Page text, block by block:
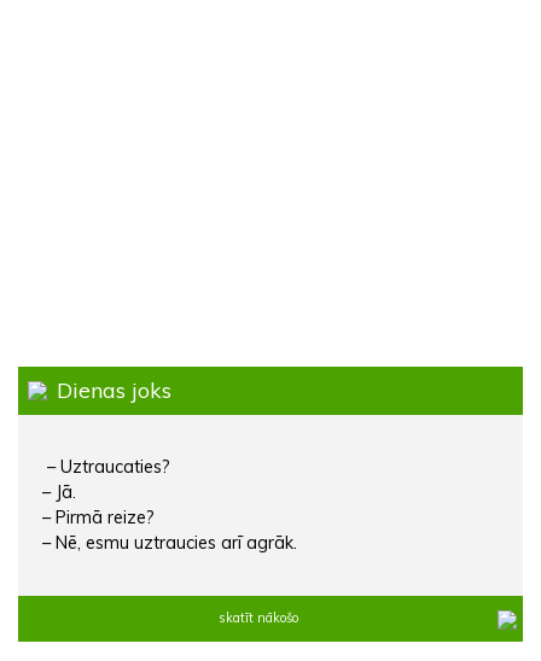
Dienas joks
– Uztraucaties?
– Jā.
– Pirmā reize?
– Nē, esmu uztraucies arī agrāk.
skatīt nākošo